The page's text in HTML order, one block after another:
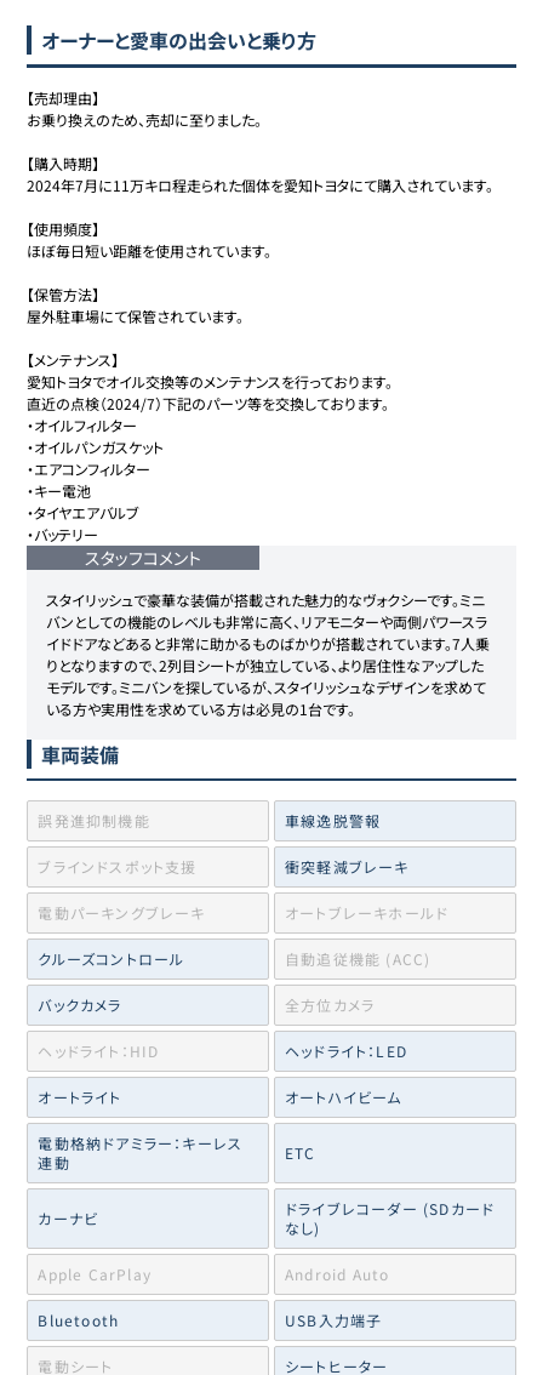
オーナーと愛車の出会いと乗り方
【売却理由】
お乗り換えのため、売却に至りました。
【購入時期】
2024年7月に11万キロ程走られた個体を愛知トヨタにて購入されています。
【使用頻度】
ほぼ毎日短い距離を使用されています。
【保管方法】
屋外駐車場にて保管されています。
【メンテナンス】
愛知トヨタでオイル交換等のメンテナンスを行っております。
直近の点検（2024/7）下記のパーツ等を交換しております。
・オイルフィルター
・オイルパンガスケット
・エアコンフィルター
・キー電池
・タイヤエアバルブ
・バッテリー
スタッフコメント
スタイリッシュで豪華な装備が搭載された魅力的なヴォクシーです。ミニ
バンとしての機能のレベルも非常に高く、リアモニターや両側パワースラ
イドドアなどあると非常に助かるものばかりが搭載されています。7人乗
りとなりますので、2列目シートが独立している、より居住性なアップした
モデルです。ミニバンを探しているが、スタイリッシュなデザインを求めて
いる方や実用性を求めている方は必見の1台です。
車両装備
誤発進抑制機能 車線逸脱警報
ブラインドスポット支援 衝突軽減ブレーキ
電動パーキングブレーキ オートブレーキホールド
クルーズコントロール 自動追従機能 (ACC)
バックカメラ 全方位カメラ
ヘッドライト：HID ヘッドライト：LED
オートライト オートハイビーム
電動格納ドアミラー：キーレス
連動
ETC
カーナビ
ドライブレコーダー (SDカード
なし)
Apple CarPlay Android Auto
Bluetooth USB入力端子
電動シート シートヒーター